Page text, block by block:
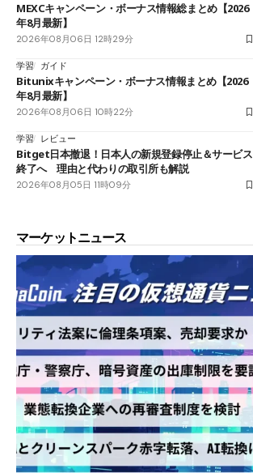
MEXCキャンペーン・ボーナス情報総まとめ【2026
年8月最新】
2026年08月06日 12時29分
学習 ガイド
Bitunixキャンペーン・ボーナス情報まとめ【2026
年8月最新】
2026年08月06日 10時22分
学習 レビュー
Bitget日本撤退！日本人の新規登録停止＆サービス
終了へ 理由と代わりの取引所も解説
2026年08月05日 11時09分
マーケットニュース